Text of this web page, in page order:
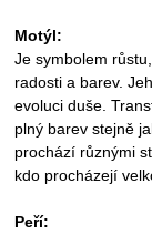
Motýl:
Je symbolem
radosti a barev.
evoluci duše.
plný barev stejně
prochází různými
kdo procházejí
Peří: